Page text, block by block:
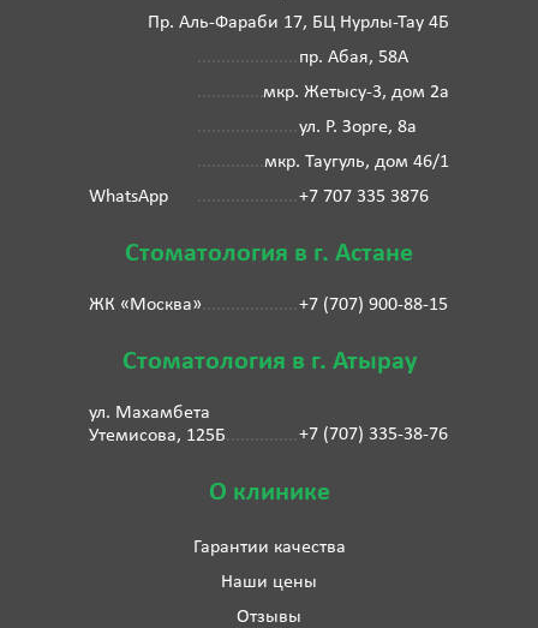
Пр. Аль-Фараби 17, БЦ Нурлы-Тау 4Б
пр. Абая, 58А
мкр. Жетысу-3, дом 2а
ул. Р. Зорге, 8а
мкр. Таугуль, дом 46/1
WhatsApp
+7 707 335 3876
Стоматология в г. Астане
ЖК «Москва» +7 (707) 900-88-15
Стоматология в г. Атырау
ул. Махамбета
Утемисова, 125Б
+7 (707) 335-38-76
О клинике
Гарантии качества
Наши цены
Отзывы